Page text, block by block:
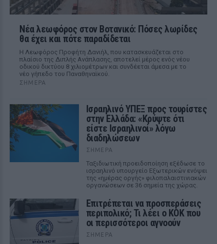
Νέα λεωφόρος στον Βοτανικό: Πόσες λωρίδες
θα έχει και πότε παραδίδεται
Η Λεωφόρος Προφήτη Δανιήλ, που κατασκευάζεται στο
πλαίσιο της Διπλής Ανάπλασης, αποτελεί μέρος ενός νέου
οδικού δικτύου 8 χιλιομέτρων και συνδέεται άμεσα με το
νέο γήπεδο του Παναθηναϊκού.
ΣΉΜΕΡΑ
Ισραηλινό ΥΠΕΞ προς τουρίστες
στην Ελλάδα: «Κρύψτε ότι
είστε Ισραηλινοί» λόγω
διαδηλώσεων
ΣΉΜΕΡΑ
Ταξιδιωτική προειδοποίηση εξέδωσε το
ισραηλινό υπουργείο Εξωτερικών ενόψει
της «ημέρας οργής» φιλοπαλαιστινιακών
οργανώσεων σε 36 σημεία της χώρας.
Επιτρέπεται να προσπεράσεις
περιπολικό; Τι λέει ο ΚΟΚ που
οι περισσότεροι αγνοούν
ΣΉΜΕΡΑ